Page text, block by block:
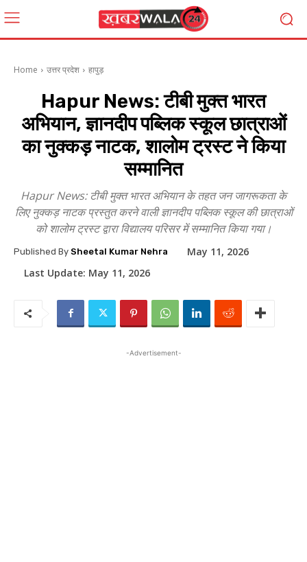
Home उत्तर प्रदेश हापुड़
Hapur News: टीबी मुक्त भारत
अभियान, ज्ञानदीप पब्लिक स्कूल छात्राओं
का नुक्कड़ नाटक, शालोम ट्रस्ट ने किया
सम्मानित
Hapur News: टीबी मुक्त भारत अभियान के तहत जन जागरूकता के
लिए नुक्कड़ नाटक प्रस्तुत करने वाली ज्ञानदीप पब्लिक स्कूल की छात्राओं
को शालोम ट्रस्ट द्वारा विद्यालय परिसर में सम्मानित किया गया।
Published By Sheetal Kumar Nehra
May 11, 2026
Last Update: May 11, 2026
-Advertisement-